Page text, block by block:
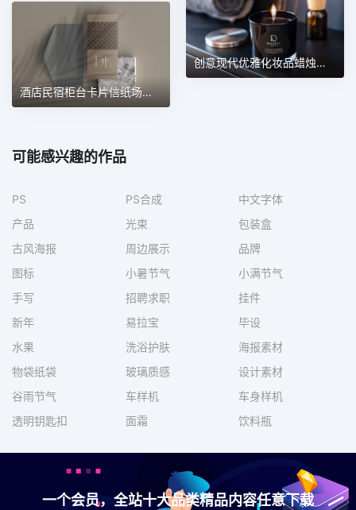
酒店民宿柜台卡片信纸场景样机 第189期
创意现代优雅化妆品蜡烛香薰玻璃杯样机 第181期
可能感兴趣的作品
PS PS合成
中文字体
产品
光束
包装盒
古风海报
周边展示
品牌
图标
小暑节气
小满节气
手写
招聘求职
挂件
新年
易拉宝
毕设
水果
洗浴护肤
海报素材
物袋纸袋
玻璃质感
设计素材
谷雨节气
车样机
车身样机
透明钥匙扣
面霜 饮料瓶
一个会员，全站十大品类精品内容任意下载